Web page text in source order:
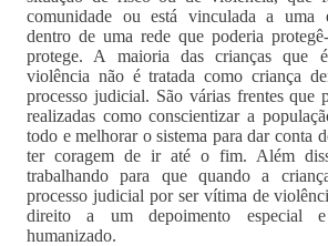
comunidade ou está vinculada a uma
dentro de uma rede que poderia
protege. A maioria das crianças que
violência não é tratada como criança
processo judicial. São várias frentes que
realizadas como conscientizar a
todo e melhorar o sistema para dar conta
ter coragem de ir até o fim. Além
trabalhando para que quando a
processo judicial por ser vítima de
direito a um depoimento especial
humanizado.